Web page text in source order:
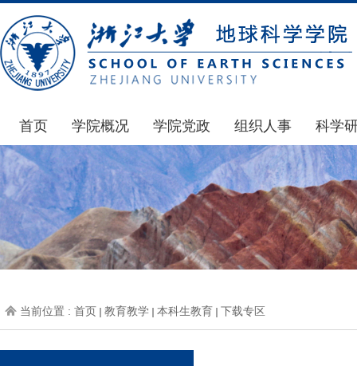
首页 学院概况
学院简介
发展简史
组织机构
师资力量
学院院刊
学院党政
通知公告
学院发文
党委会议纪要
党政联席会议纪要
人力资源会议纪要
办事指南
组织人事
通知公告
博士后管理
人才招聘
年度考核
职称晋升
下载专区
科学
国家
科研
通知
科研
地科
当前位置 : 首页 教育教学 本科生教育 下载专区